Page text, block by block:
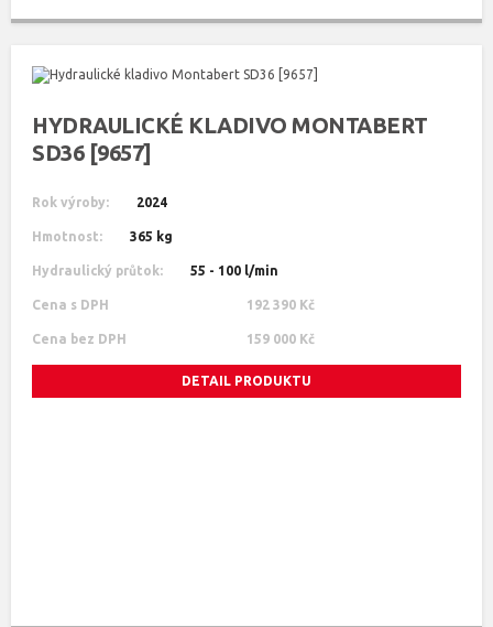
HYDRAULICKÉ KLADIVO MONTABERT
SD36 [9657]
Rok výroby: 2024
Hmotnost: 365 kg
Hydraulický průtok: 55 - 100 l/min
Cena s DPH 192 390 Kč
Cena bez DPH 159 000 Kč
DETAIL PRODUKTU